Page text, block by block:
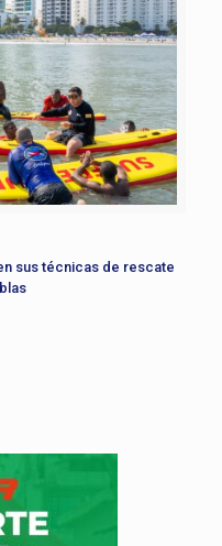
sus técnicas de rescate